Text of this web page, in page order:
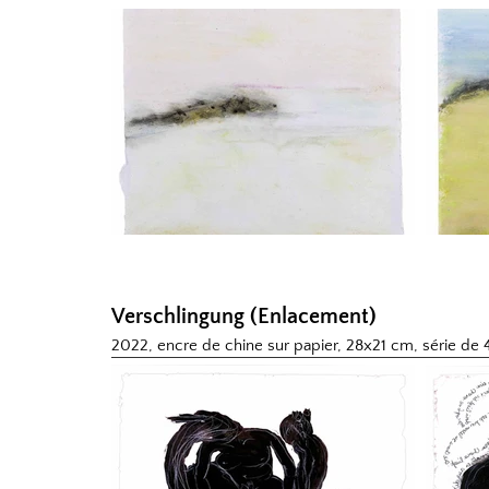
Verschlingung (Enlacement)
2022, encre de chine sur papier, 28x21 cm, série de